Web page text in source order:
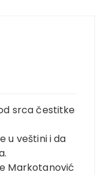
srca čestitke
u veštini i da
Markotanović